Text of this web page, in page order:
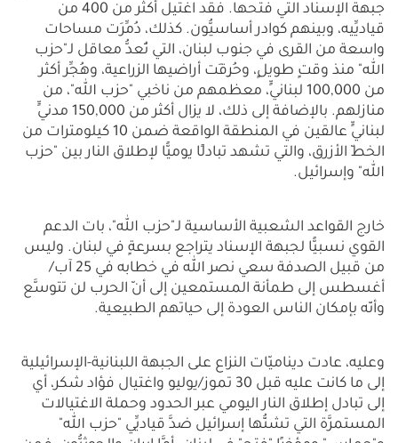
جبهة الإسناد التي فتحها. فقد اغتيل أكثر من 400 من
قياديِّيه، وبينهم كوادر أساسيُّون. كذلك، دُمِّرَت مساحات
واسعة من القرى في جنوب لبنان، التي تُعدُّ معاقل لـ"حزب
الله" منذ وقتٍ طويلٍ، وحُرِقَت أراضيها الزراعية، وهُجِّر أكثر
من 100,000 لبنانيٍّ، معظمهم من ناخبي "حزب الله"، من
منازلهم. بالإضافة إلى ذلك، لا يزال أكثر من 150,000 مدنيٍّ
لبنانيٍّ عالقين في المنطقة الواقعة ضمن 10 كيلومترات من
الخطّ الأزرق، والتي تشهد تبادلًا يوميًّا لإطلاق النار بين "حزب
الله" وإسرائيل.
خارج القواعد الشعبية الأساسية لـ"حزب الله"، بات الدعم
القوي نسبيًّا لجبهة الإسناد يتراجع بسرعةٍ في لبنان. وليس
من قبيل الصدفة سعي نصر الله في خطابه في 25 آب/
أغسطس إلى طمأنة المستمعين إلى أنّ الحرب لن تتوسَّع
وأنّه بإمكان الناس العودة إلى حياتهم الطبيعية.
وعليه، عادت ديناميّات النزاع على الجبهة اللبنانية-الإسرائيلية
إلى ما كانت عليه قبل 30 تموز/يوليو واغتيال فؤاد شكر، أي
إلى تبادل إطلاق النار اليومي عبر الحدود وحملة الاغتيالات
المستمرَّة التي تشنُّها إسرائيل ضدَّ قياديِّي "حزب الله"